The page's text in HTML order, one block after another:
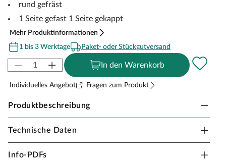
rund gefräst
1 Seite gefast 1 Seite gekappt
Mehr Produktinformationen
1 bis 3 Werktage
Paket- oder Stückgutversand
In den Warenkorb
Individuelles Angebot Fragen zum Produkt
Produktbeschreibung
Kiefer Palisaden gefräst gefast gekappt
Technische Daten
Info-PDFs